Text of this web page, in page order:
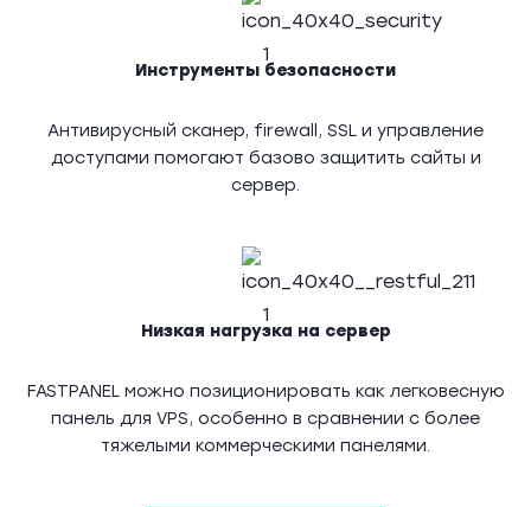
Инструменты безопасности
Антивирусный сканер, firewall, SSL и управление
доступами помогают базово защитить сайты и
сервер.
Низкая нагрузка на сервер
FASTPANEL можно позиционировать как легковесную
панель для VPS, особенно в сравнении с более
тяжелыми коммерческими панелями.